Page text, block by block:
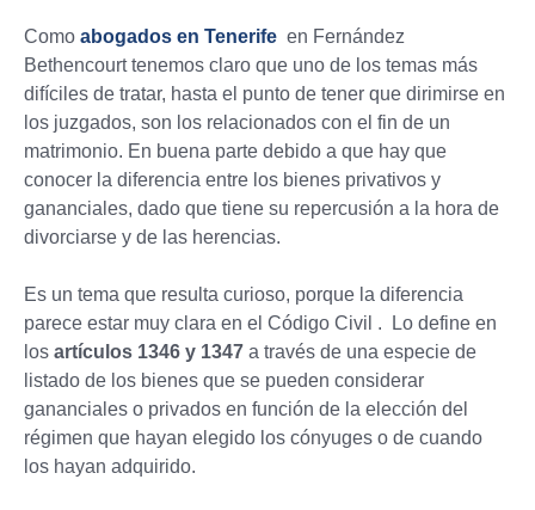
Como abogados en Tenerife en Fernández
Bethencourt tenemos claro que uno de los temas más
difíciles de tratar, hasta el punto de tener que dirimirse en
los juzgados, son los relacionados con el fin de un
matrimonio. En buena parte debido a que hay que
conocer la diferencia entre los bienes privativos y
gananciales, dado que tiene su repercusión a la hora de
divorciarse y de las herencias.
Es un tema que resulta curioso, porque la diferencia
parece estar muy clara en el Código Civil . Lo define en
los artículos 1346 y 1347 a través de una especie de
listado de los bienes que se pueden considerar
gananciales o privados en función de la elección del
régimen que hayan elegido los cónyuges o de cuando
los hayan adquirido.